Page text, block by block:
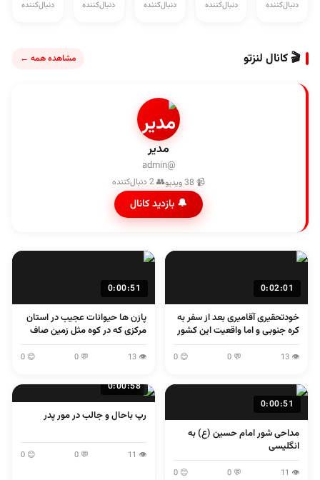
دنبال‌کننده دنبال‌کننده دنبال‌کننده دنبال‌کننده دنبال‌کننده
🎬 کانال لنزتو مشاهده همه ←
مدیر
@admin
📹 38 ویدیو 👥 2 دنبال‌کننده
🔔 بازدید کانال
0:02:01
خودتحقیری آقامیری بعد از سفر به
کره جنوبی و اما واقعیت این کشور
👁 13
💬 0
😊 0
0:00:51
پازن ها حیوانات عجیب در استان
مرکزی که در کوه مثل زمین صاف
👁 13
💬 0
😊 0
0:00:51
مداحی شور امام حسین (ع) به
انگلیسی
👁 11
💬 0
😊 0
0:00:58
رپ باحال و جالب در مور پدر
👁 11
💬 0
😊 0